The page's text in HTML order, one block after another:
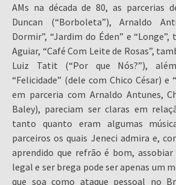
AMs na década de 80, as parcerias
Duncan (“Borboleta”), Arnaldo
Dormir”, “Jardim do Éden” e
Aguiar, “Café Com Leite de Rosas”,
Luiz Tatit (“Por que Nós?”),
“Felicidade” (dele com Chico César) e
em parceria com Arnaldo Antunes,
Baley), pareciam ser claras em
tanto quanto eram algumas
parceiros os quais Jeneci admira e,
aprendido que refrão é bom,
legal e ser brega pode ser apenas um
que soa como ataque pessoal no